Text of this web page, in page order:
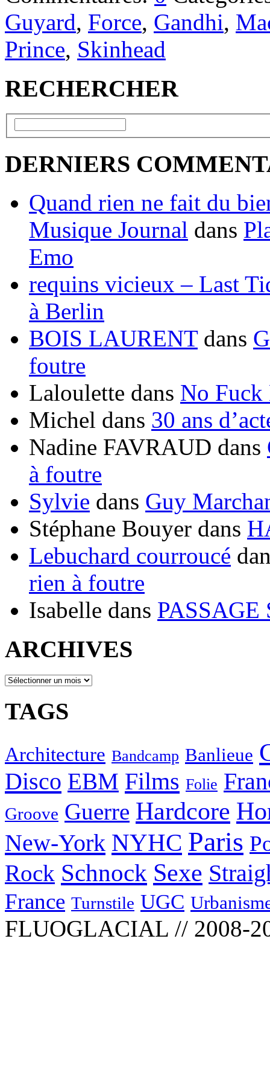
Guyard, Force, Gandhi,
Prince, Skinhead
RECHERCHER
DERNIERS
Quand rien ne fait du
Musique Journal dans
Emo
requins vicieux – Last
à Berlin
BOIS LAURENTdans
foutre
Laloulette dans No Fuck
Michel dans 30 ans
Nadine FAVRAUD dans
à foutre
Sylvie dans Guy
Stéphane Bouyer dans
Lebuchard courroucé
rien à foutre
Isabelle dans PASSAGE
ARCHIVES
ARCHIVES
TAGS
Architecture Bandcamp Banlieue
Disco EBM Films Folie
Groove Guerre Hardcore
New-York NYHC Paris
Rock Schnock Sexe
France Turnstile UGC
FLUOGLACIAL // 2008-